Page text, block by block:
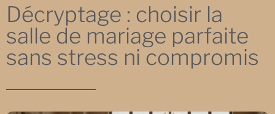
Décryptage : choisir la
salle de mariage parfaite
sans stress ni compromis